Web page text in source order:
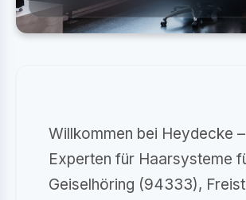
Willkommen bei Heydecke
Experten für Haarsysteme
Geiselhöring (94333),